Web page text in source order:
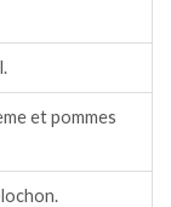
et pommes